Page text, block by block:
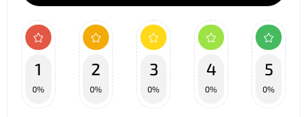
1
0%
2
0%
3
0%
4
0%
5
0%